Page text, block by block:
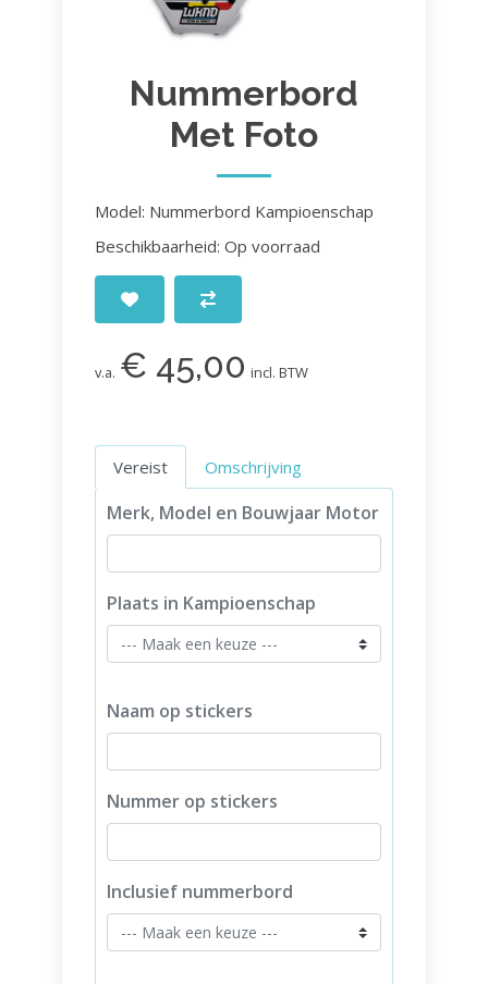
Nummerbord
Met Foto
Model: Nummerbord Kampioenschap
Beschikbaarheid: Op voorraad
v.a. € 45,00 incl. BTW
Vereist Omschrijving
Merk, Model en Bouwjaar Motor
Plaats in Kampioenschap
Naam op stickers
Nummer op stickers
Inclusief nummerbord